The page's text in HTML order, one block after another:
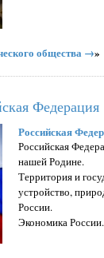
общества →»
Федерация
Российская
Российская
нашей Родине.
Территория и
устройство,
России.
Экономика